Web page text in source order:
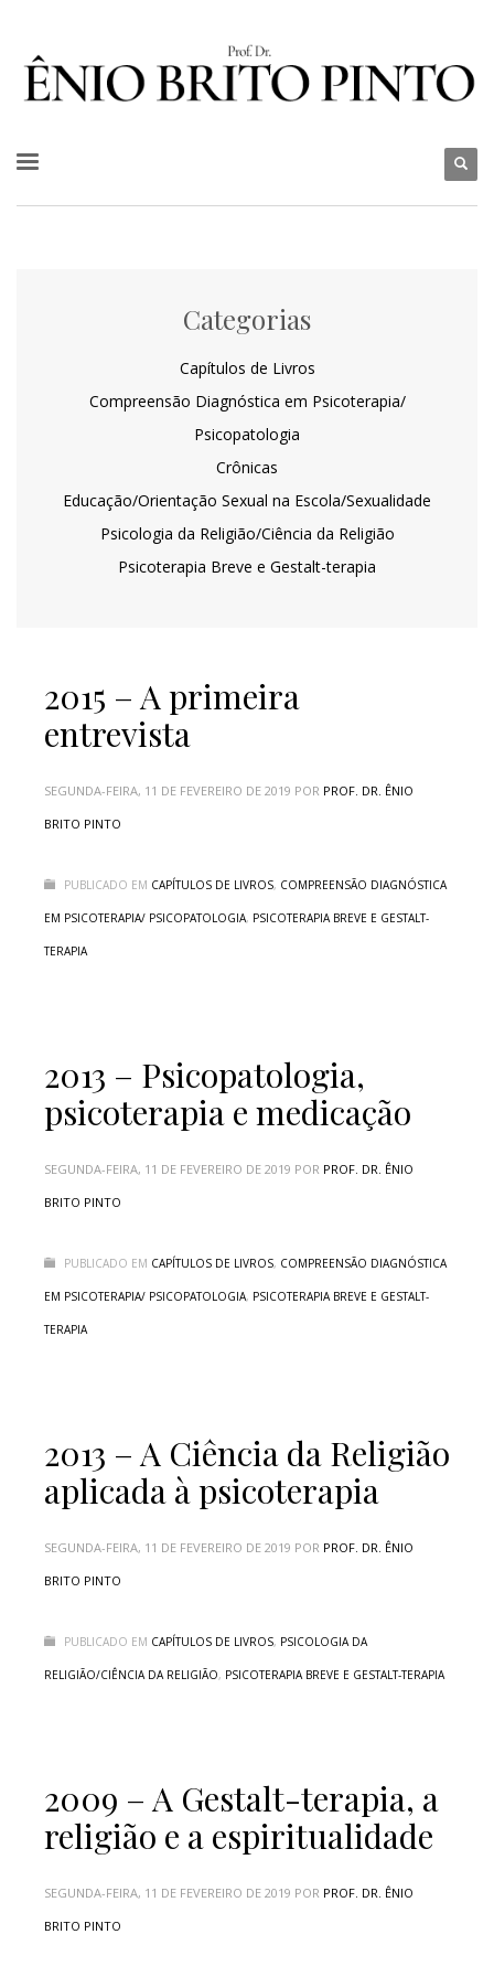
Categorias
Capítulos de Livros
Compreensão Diagnóstica em Psicoterapia/
Psicopatologia
Crônicas
Educação/Orientação Sexual na Escola/Sexualidade
Psicologia da Religião/Ciência da Religião
Psicoterapia Breve e Gestalt-terapia
2015 – A primeira
entrevista
SEGUNDA-FEIRA, 11 DE FEVEREIRO DE 2019 POR PROF. DR. ÊNIO
BRITO PINTO
PUBLICADO EM CAPÍTULOS DE LIVROS, COMPREENSÃO DIAGNÓSTICA
EM PSICOTERAPIA/ PSICOPATOLOGIA, PSICOTERAPIA BREVE E GESTALT-
TERAPIA
2013 – Psicopatologia,
psicoterapia e medicação
SEGUNDA-FEIRA, 11 DE FEVEREIRO DE 2019 POR PROF. DR. ÊNIO
BRITO PINTO
PUBLICADO EM CAPÍTULOS DE LIVROS, COMPREENSÃO DIAGNÓSTICA
EM PSICOTERAPIA/ PSICOPATOLOGIA, PSICOTERAPIA BREVE E GESTALT-
TERAPIA
2013 – A Ciência da Religião
aplicada à psicoterapia
SEGUNDA-FEIRA, 11 DE FEVEREIRO DE 2019 POR PROF. DR. ÊNIO
BRITO PINTO
PUBLICADO EM CAPÍTULOS DE LIVROS, PSICOLOGIA DA
RELIGIÃO/CIÊNCIA DA RELIGIÃO, PSICOTERAPIA BREVE E GESTALT-TERAPIA
2009 – A Gestalt-terapia, a
religião e a espiritualidade
SEGUNDA-FEIRA, 11 DE FEVEREIRO DE 2019 POR PROF. DR. ÊNIO
BRITO PINTO